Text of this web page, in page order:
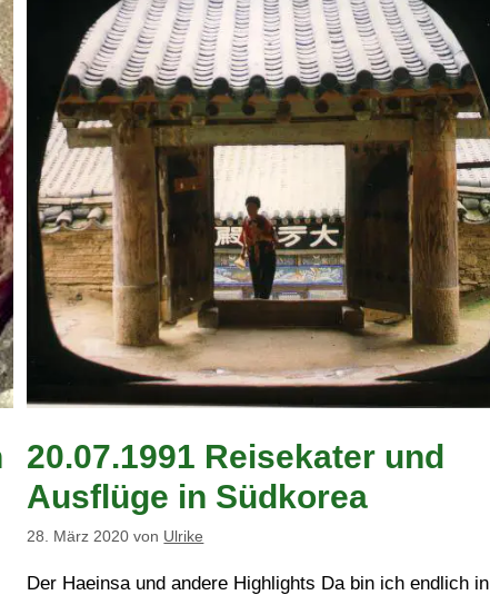
20.07.1991 Reisekater und
Ausflüge in Südkorea
28. März 2020 von Ulrike
Der Haeinsa und andere Highlights Da bin ich endlich in